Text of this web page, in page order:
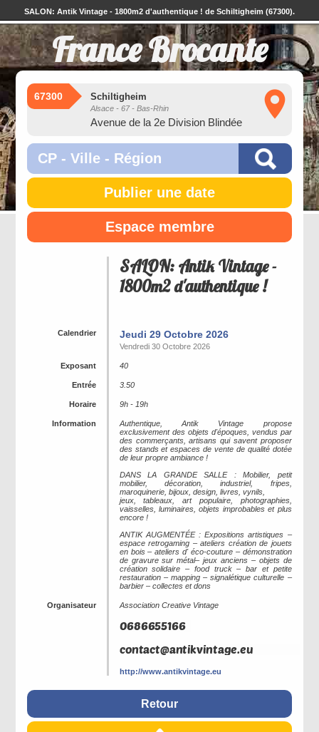
SALON: Antik Vintage - 1800m2 d'authentique ! de Schiltigheim (67300).
France Brocante
67300 Schiltigheim
Alsace - 67 - Bas-Rhin
Avenue de la 2e Division Blindée
Publier une date
Espace membre
SALON: Antik Vintage -
1800m2 d'authentique !
Calendrier Jeudi 29 Octobre 2026
Vendredi 30 Octobre 2026
Exposant 40
Entrée 3.50
Horaire 9h - 19h
Information
Authentique, Antik Vintage propose
exclusivement des objets d'époques, vendus par
des commerçants, artisans qui savent proposer
des stands et espaces de vente de qualité dotée
de leur propre ambiance !
DANS LA GRANDE SALLE : Mobilier, petit
mobilier, décoration, industriel, fripes,
maroquinerie, bijoux, design, livres, vynils,
jeux, tableaux, art populaire, photographies,
vaisselles, luminaires, objets improbables et plus
encore !
ANTIK AUGMENTÉE : Expositions artistiques –
espace retrogaming – ateliers création de jouets
en bois – ateliers d' éco-couture – démonstration
de gravure sur métal– jeux anciens – objets de
création solidaire – food truck – bar et petite
restauration – mapping – signalétique culturelle –
barbier – collectes et dons
Organisateur Association Creative Vintage
http://www.antikvintage.eu
Retour